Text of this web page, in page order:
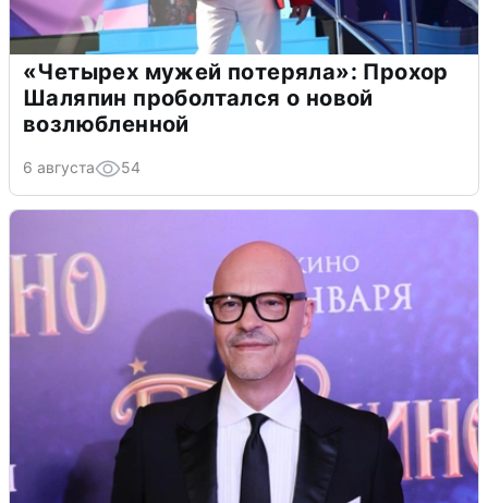
«Четырех мужей потеряла»: Прохор
Шаляпин проболтался о новой
возлюбленной
6 августа 54